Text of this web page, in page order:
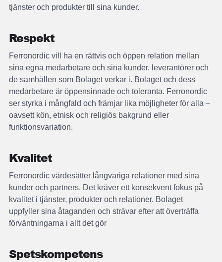
tjänster och produkter till sina kunder.
Respekt
Ferronordic vill ha en rättvis och öppen relation mellan
sina egna medarbetare och sina kunder, leverantörer och
de samhällen som Bolaget verkar i. Bolaget och dess
medarbetare är öppensinnade och toleranta. Ferronordic
ser styrka i mångfald och främjar lika möjligheter för alla –
oavsett kön, etnisk och religiös bakgrund eller
funktionsvariation.
Kvalitet
Ferronordic värdesätter långvariga relationer med sina
kunder och partners. Det kräver ett konsekvent fokus på
kvalitet i tjänster, produkter och relationer. Bolaget
uppfyller sina åtaganden och strävar efter att överträffa
förväntningarna i allt det gör
Spetskompetens